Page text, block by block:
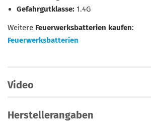
Gefahrgutklasse: 1.4G
Weitere Feuerwerksbatterien kaufen:
Feuerwerksbatterien
Video
Herstellerangaben